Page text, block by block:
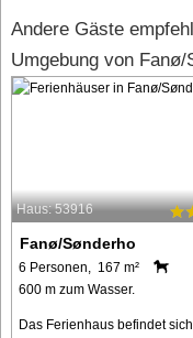
Andere Gäste
Umgebung von Fanø/
Haus: 53916
Fanø/Sønderho
6 Personen, 167 m²
600 m zum Wasser.
Das Ferienhaus befindet